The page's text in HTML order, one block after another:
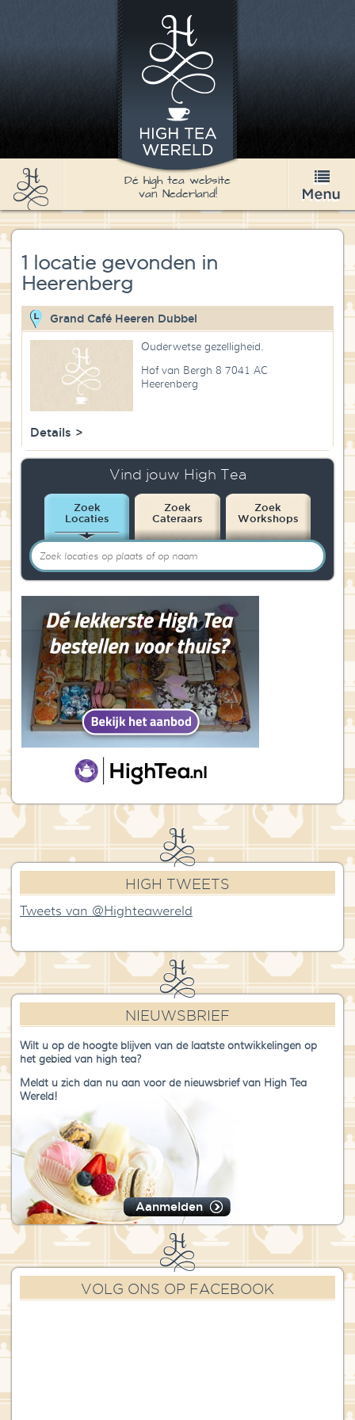
High Tea
Recepten
Nieuws & Agenda
Over High Tea Wereld
Contact
Dé high tea website
van Nederland!
1 locatie gevonden in
Heerenberg
Grand Café Heeren Dubbel
Ouderwetse gezelligheid.
Hof van Bergh 8 7041 AC
Heerenberg
Details >
Vind jouw High Tea
Zoek
Locaties
Zoek
Cateraars
Zoek
Workshops
HIGH TWEETS
Tweets van @Highteawereld
NIEUWSBRIEF
Wilt u op de hoogte blijven van de laatste ontwikkelingen op
het gebied van high tea?
Meldt u zich dan nu aan voor de nieuwsbrief van High Tea
Wereld!
Aanmelden
VOLG ONS OP FACEBOOK